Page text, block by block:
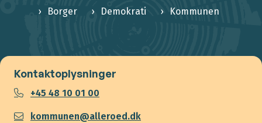
Borger Demokrati Kommunen
Kontaktoplysninger
+45 48 10 01 00
kommunen@alleroed.dk